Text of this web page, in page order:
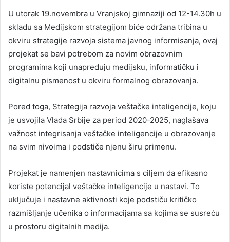
U utorak 19.novembra u Vranjskoj gimnaziji od 12-14.30h u
skladu sa Medijskom strategijom biće održana tribina u
okviru strategije razvoja sistema javnog informisanja, ovaj
projekat se bavi potrebom za novim obrazovnim
programima koji unapređuju medijsku, informatičku i
digitalnu pismenost u okviru formalnog obrazovanja.
Pored toga, Strategija razvoja veštačke inteligencije, koju
je usvojila Vlada Srbije za period 2020-2025, naglašava
važnost integrisanja veštačke inteligencije u obrazovanje
na svim nivoima i podstiče njenu širu primenu.
Projekat je namenjen nastavnicima s ciljem da efikasno
koriste potencijal veštačke inteligencije u nastavi. To
uključuje i nastavne aktivnosti koje podstiču kritičko
razmišljanje učenika o informacijama sa kojima se susreću
u prostoru digitalnih medija.